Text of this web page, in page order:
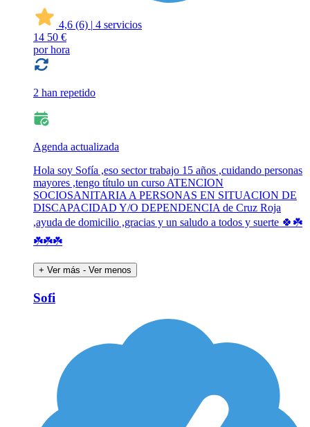
4,6 (6) | 4 servicios
14 50 €
por hora
2 han repetido
Agenda actualizada
Hola soy Sofía ,eso sector trabajo 15 años ,cuidando personas
mayores ,tengo título un curso ATENCION
SOCIOSANITARIA A PERSONAS EN SITUACION DE
DISCAPACIDAD Y/O DEPENDENCIA de Cruz Roja
,ayuda de domicilio ,gracias y un saludo a todos y suerte 🍀☘️
☘️☘️☘️
+ Ver más - Ver menos
Sofi